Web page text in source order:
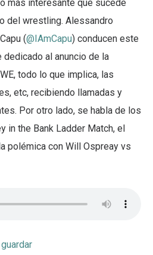
más interesante que sucede
del wrestling. Alessandro
(@IAmCapu) conducen este
al anuncio de la
todo lo que implica, las
etc, recibiendo llamadas y
Por otro lado, se habla de los
in the Bank Ladder Match, el
polémica con Will Ospreay vs